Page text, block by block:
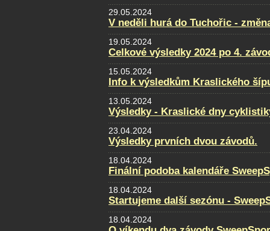
29.05.2024
V neděli hurá do Tuchořic -
19.05.2024
Celkové výsledky 2024 po 4.
15.05.2024
Info k výsledkům Kraslického
13.05.2024
Výsledky - Kraslické dny
23.04.2024
Výsledky prvních dvou závodů.
18.04.2024
Finální podoba kalendáře
18.04.2024
Startujeme další sezónu -
18.04.2024